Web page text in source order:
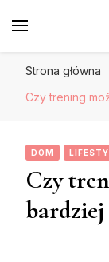
Strona główna
Czy trening
DOM
Czy